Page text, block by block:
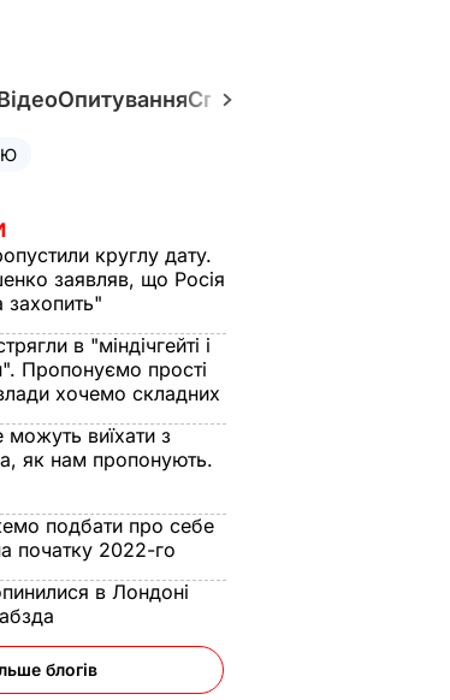
ОпитуванняСпецпроєкти
круглу дату.
заявляв, що Росія
захопить"
в "міндічгейті і
Пропонуємо прості
хочемо складних
можуть виїхати з
як нам пропонують.
подбати про себе
початку 2022-го
в Лондоні
блогів